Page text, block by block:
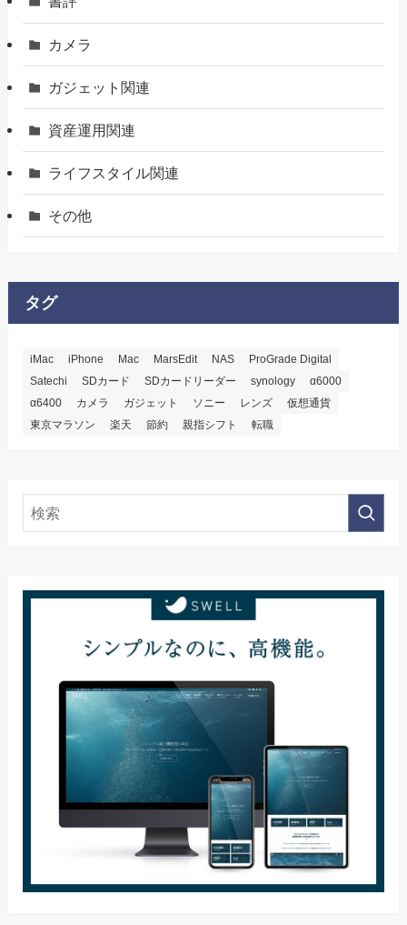
カメラ
ガジェット関連
資産運用関連
ライフスタイル関連
その他
タグ
iMac iPhone Mac MarsEdit NAS
ProGrade Digital
Satechi
SDカード SDカードリーダー synology
α6000
α6400
カメラ ガジェット ソニー レンズ
仮想通貨
東京マラソン
楽天 節約 親指シフト 転職